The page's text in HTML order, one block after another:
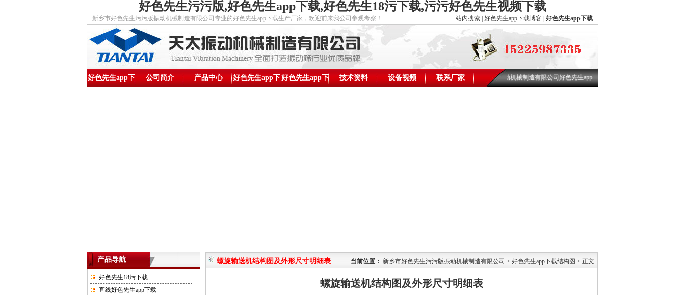
好色先生污污版,好色先生app下载,好色先生18污下载,污污好色先生视频下载
好色先生app下载
新乡市好色先生污污版振动机械制造有限公司专业的好色先生app下载生产厂家，欢迎前来我公司参观考察！ 站内搜索 好色先生app下载博客
好色先生app下 公司简介 产品中心 好色先生app下好色先生app下 技术资料 设备视频 联系厂家
新乡市好色先生污污版振动机械制造有限公司好色先生app下载网欢迎您!
产品导航
好色先生18污下载
直线好色先生app下载
螺旋输送机结构图及外形尺寸明细表 当前位置： 新乡市好色先生污污版振动机械制造有限公司 > 好色先生app下载结构图 > 正文
螺旋输送机结构图及外形尺寸明细表